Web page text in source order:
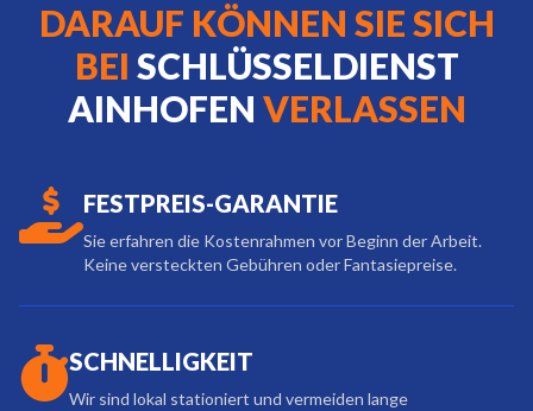
DARAUF KÖNNEN SIE SICH
BEI SCHLÜSSELDIENST
AINHOFEN VERLASSEN
FESTPREIS-GARANTIE
Sie erfahren die Kostenrahmen vor Beginn der Arbeit.
Keine versteckten Gebühren oder Fantasiepreise.
SCHNELLIGKEIT
Wir sind lokal stationiert und vermeiden lange